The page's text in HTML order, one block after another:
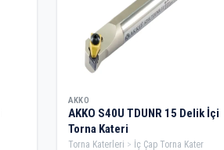
AKKO
AKKO S40U TDUNR 15 Delik İçi
Torna Kateri
Torna Katerleri İç Çap Torna Kater